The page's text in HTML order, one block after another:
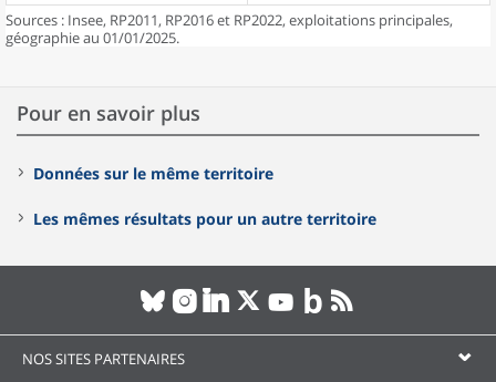
Sources : Insee, RP2011, RP2016 et RP2022, exploitations principales,
géographie au 01/01/2025.
Pour en savoir plus
Données sur le même territoire
Les mêmes résultats pour un autre territoire
NOS SITES PARTENAIRES